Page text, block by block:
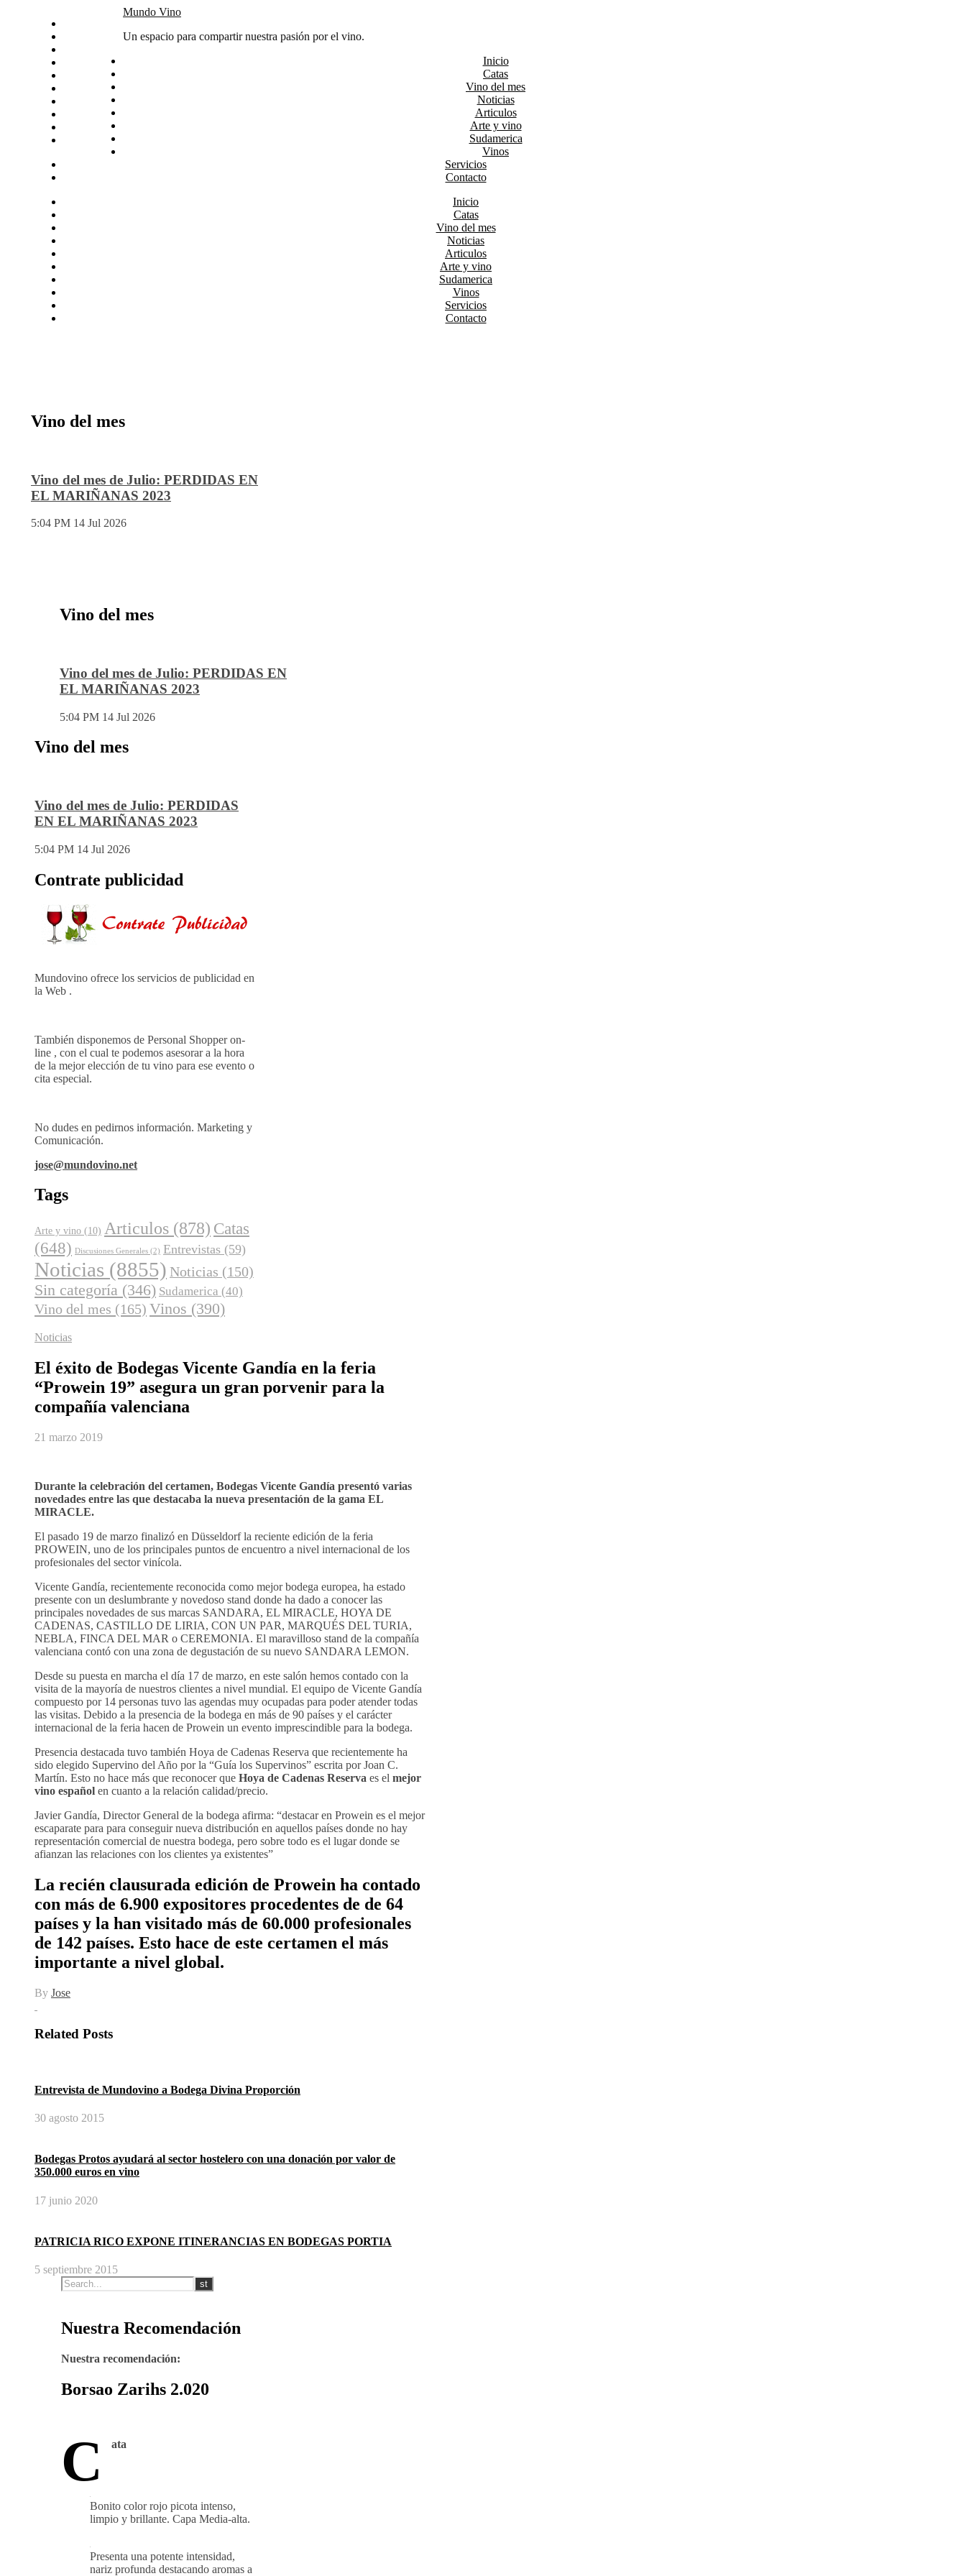
Arte y vino
Sudamerica
Mundo Vino
Un espacio para compartir nuestra pasión por el vino.
Inicio
Catas
Vino del mes
Noticias
Articulos
Arte y vino
Sudamerica
Vinos
Servicios
Contacto
Inicio
Catas
Vino del mes
Noticias
Articulos
Arte y vino
Sudamerica
Vinos
Servicios
Contacto
Vino del mes
Vino del mes de Julio: PERDIDAS EN
EL MARIÑANAS 2023
5:04 PM 14 Jul 2026
Vino del mes
Vino del mes de Julio: PERDIDAS EN
EL MARIÑANAS 2023
5:04 PM 14 Jul 2026
Vino del mes
Vino del mes de Julio: PERDIDAS
EN EL MARIÑANAS 2023
5:04 PM 14 Jul 2026
Contrate publicidad
Mundovino ofrece los servicios de publicidad en
la Web .
También disponemos de Personal Shopper on-
line , con el cual te podemos asesorar a la hora
de la mejor elección de tu vino para ese evento o
cita especial.
No dudes en pedirnos información. Marketing y
Comunicación.
jose@mundovino.net
Tags
Arte y vino (10) Articulos (878) Catas
(648) Discusiones Generales (2) Entrevistas (59)
Noticias (8855) Noticias (150)
Sin categoría (346) Sudamerica (40)
Vino del mes (165) Vinos (390)
Noticias
El éxito de Bodegas Vicente Gandía en la feria
“Prowein 19” asegura un gran porvenir para la
compañía valenciana
21 marzo 2019
Durante la celebración del certamen, Bodegas Vicente Gandía presentó varias
novedades entre las que destacaba la nueva presentación de la gama EL
MIRACLE.
El pasado 19 de marzo finalizó en Düsseldorf la reciente edición de la feria
PROWEIN, uno de los principales puntos de encuentro a nivel internacional de los
profesionales del sector vinícola.
Vicente Gandía, recientemente reconocida como mejor bodega europea, ha estado
presente con un deslumbrante y novedoso stand donde ha dado a conocer las
principales novedades de sus marcas SANDARA, EL MIRACLE, HOYA DE
CADENAS, CASTILLO DE LIRIA, CON UN PAR, MARQUÉS DEL TURIA,
NEBLA, FINCA DEL MAR o CEREMONIA. El maravilloso stand de la compañía
valenciana contó con una zona de degustación de su nuevo SANDARA LEMON.
Desde su puesta en marcha el día 17 de marzo, en este salón hemos contado con la
visita de la mayoría de nuestros clientes a nivel mundial. El equipo de Vicente Gandía
compuesto por 14 personas tuvo las agendas muy ocupadas para poder atender todas
las visitas. Debido a la presencia de la bodega en más de 90 países y el carácter
internacional de la feria hacen de Prowein un evento imprescindible para la bodega.
Presencia destacada tuvo también Hoya de Cadenas Reserva que recientemente ha
sido elegido Supervino del Año por la “Guía los Supervinos” escrita por Joan C.
Martín. Esto no hace más que reconocer que Hoya de Cadenas Reserva es el mejor
vino español en cuanto a la relación calidad/precio.
Javier Gandía, Director General de la bodega afirma: “destacar en Prowein es el mejor
escaparate para para conseguir nueva distribución en aquellos países donde no hay
representación comercial de nuestra bodega, pero sobre todo es el lugar donde se
afianzan las relaciones con los clientes ya existentes”
La recién clausurada edición de Prowein ha contado
con más de 6.900 expositores procedentes de de 64
países y la han visitado más de 60.000 profesionales
de 142 países. Esto hace de este certamen el más
importante a nivel global.
By Jose
Related Posts
Entrevista de Mundovino a Bodega Divina Proporción
30 agosto 2015
Bodegas Protos ayudará al sector hostelero con una donación por valor de
350.000 euros en vino
17 junio 2020
PATRICIA RICO EXPONE ITINERANCIAS EN BODEGAS PORTIA
5 septiembre 2015
Nuestra Recomendación
Nuestra recomendación:
Borsao Zarihs 2.020
C ata
Bonito color rojo picota intenso,
limpio y brillante. Capa Media-alta.
Presenta una potente intensidad,
nariz profunda destacando aromas a